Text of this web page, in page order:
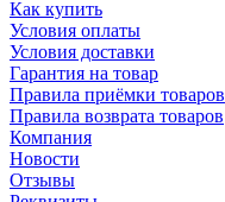
Как купить
Условия оплаты
Условия доставки
Гарантия на товар
Правила приёмки товаров
Правила возврата товаров
Компания
Новости
Отзывы